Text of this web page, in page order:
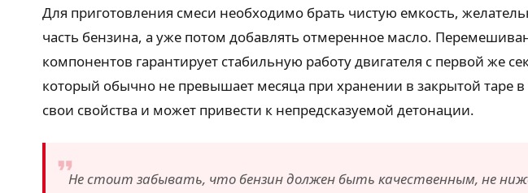
Для приготовления смеси необходимо брать чистую емкость,
часть бензина, а уже потом добавлять отмеренное масло.
компонентов гарантирует стабильную работу двигателя с первой же
который обычно не превышает месяца при хранении в закрытой таре
свои свойства и может привести к непредсказуемой детонации.
Не стоит забывать, что бензин должен быть качественным, не